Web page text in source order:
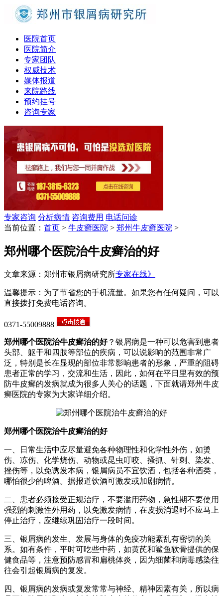
医院首页
医院简介
专家团队
权威技术
媒体报道
来院路线
预约挂号
咨询专家
专家咨询 分析病情 咨询费用 电话问诊
当前位置： 首页 > 牛皮癣医院 > 郑州牛皮癣医院 >
郑州哪个医院治牛皮癣治的好
文章来源：郑州市银屑病研究所专家在线》
温馨提示：为了节省您的手机流量。如果您有任何疑问，可以
直接拨打免费电话咨询。
0371-55009888
郑州哪个医院治牛皮癣治的好？银屑病是一种可以危害到患者
头部、躯干和四肢等部位的疾病，可以说影响的范围非常广
泛，特别是长在显现的部位非常影响患者的形象，严重的阻碍
患者正常的学习，交流和生活，因此，如何在平日里有效的预
防牛皮癣的发病就成为很多人关心的话题，下面就请郑州牛皮
癣医院的专家为大家详细介绍。
郑州哪个医院治牛皮癣治的好
一、日常生活中应尽量避免各种物理性和化学性外伤，如烫
伤、冻伤、化学烧伤、动物或昆虫叮咬、搔抓、针刺、染发、
挫伤等，以免诱发本病，银屑病员不宜饮酒，包括各种酒类，
哪怕很少的啤酒。据报道饮酒可激发或加剧病情。
二、患者必须接受正规治疗，不要滥用药物，急性期不要使用
强烈的刺激性外用药，以免激发病情，在皮损消退时不应马上
停止治疗，应继续巩固治疗一段时间。
三、银屑病的发生、发展与身体的免疫功能紊乱有密切的关
系。如有条件，平时可吃些中药，如黄芪和鲨鱼软骨提供的保
健食品等，注意预防感冒和扁桃体炎，因为细菌和病毒感染往
往会引起银屑病的复发。
四、银屑病的发病或复发常常与神经、精神因素有关，所以病